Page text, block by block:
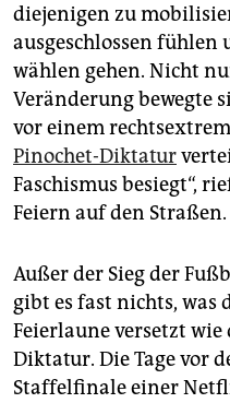
diejenigen zu
ausgeschlossen fühlen
wählen gehen. Nicht
Veränderung bewegte
vor einem
Pinochet-Diktatur
Faschismus besiegt“,
Feiern auf den Straßen.
Außer der Sieg der
gibt es fast nichts, was
Feierlaune versetzt wie
Diktatur. Die Tage vor
Staffelfinale einer